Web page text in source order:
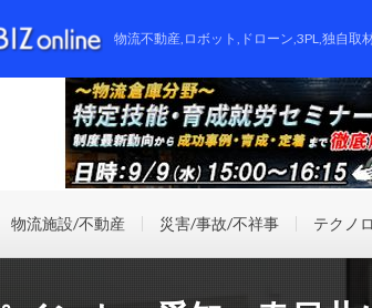
物流不動産,ロボット,ドローン,3PL,独自取
物流施設/不動産 災害/事故/不祥事 テクノ